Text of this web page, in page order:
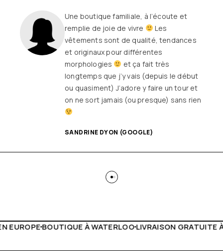
Une boutique familiale, à l’écoute et
remplie de joie de vivre
Les
vêtements sont de qualité, tendances
et originaux pour différentes
morphologies
et ça fait très
longtemps que j’y vais (depuis le début
ou quasiment) J’adore y faire un tour et
on ne sort jamais (ou presque) sans rien
SANDRINE DYON (GOOGLE)
LIVRAISON GRATUITE À PARTIR DE 150€LIVE